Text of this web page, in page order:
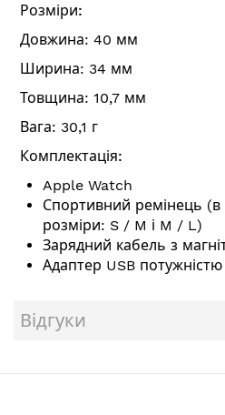
Розміри:
Довжина: 40 мм
Ширина: 34 мм
Товщина: 10,7 мм
Вага: 30,1 г
Комплектація:
Apple Watch
Спортивний ремінець (в
розміри: S / M і M / L)
Зарядний кабель з
Адаптер USB
Відгуки